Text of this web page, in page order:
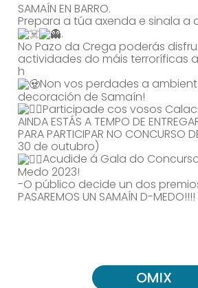
SAMAÍN EN BARRO.
Prepara a túa axenda e sinala a
.
No Pazo da Crega poderás
actividades do máis terroríficas
h
Non vos perdades a
decoración de Samaín!
Participade cos vosos
AINDA ESTÁS A TEMPO DE
PARA PARTICIPAR NO CONCURSO
30 de outubro)
Acudide á Gala do
Medo 2023!
-O público decide un dos
PASAREMOS UN SAMAÍN D-MEDO!!!!
OMIX